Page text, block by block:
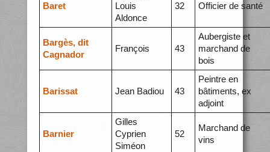
Baret
Louis
Aldonce
32 Officier de santé
Bargès, dit
Cagnador
François 43
Aubergiste et
marchand de
bois
Barissat Jean Badiou 43
Peintre en
bâtiments, ex
adjoint
Barnier
Gilles
Cyprien
Siméon
52
Marchand de
vins